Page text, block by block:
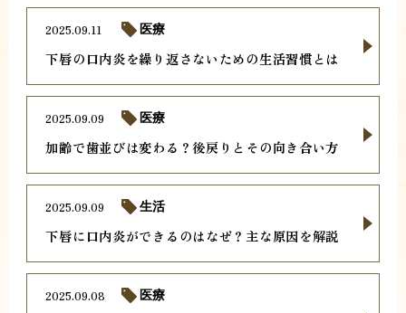
下唇の口内炎を繰り返さないための生活習慣とは
2025.09.11 医療
加齢で歯並びは変わる？後戻りとその向き合い方
2025.09.09 医療
下唇に口内炎ができるのはなぜ？主な原因を解説
2025.09.09 生活
2025.09.08 医療